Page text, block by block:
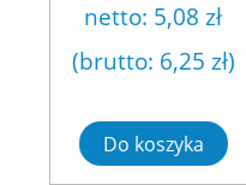
netto: 5,08 zł
(brutto: 6,25 zł)
Do koszyka